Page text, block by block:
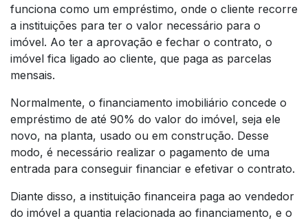
funciona como um empréstimo, onde o cliente recorre
a instituições para ter o valor necessário para o
imóvel. Ao ter a aprovação e fechar o contrato, o
imóvel fica ligado ao cliente, que paga as parcelas
mensais.
Normalmente, o financiamento imobiliário concede o
empréstimo de até 90% do valor do imóvel, seja ele
novo, na planta, usado ou em construção. Desse
modo, é necessário realizar o pagamento de uma
entrada para conseguir financiar e efetivar o contrato.
Diante disso, a instituição financeira paga ao vendedor
do imóvel a quantia relacionada ao financiamento, e o